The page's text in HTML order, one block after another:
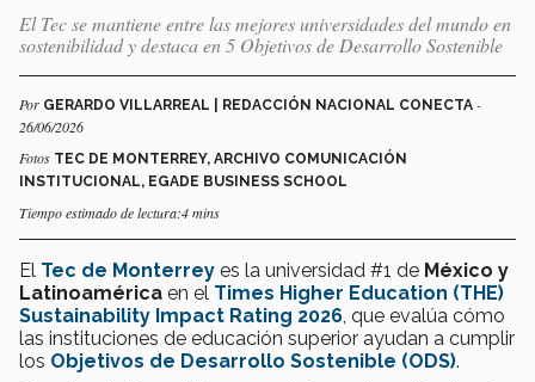
El Tec se mantiene entre las mejores universidades del mundo en
sostenibilidad y destaca en 5 Objetivos de Desarrollo Sostenible
Por GERARDO VILLARREAL | REDACCIÓN NACIONAL CONECTA -
26/06/2026
Fotos TEC DE MONTERREY, ARCHIVO COMUNICACIÓN
INSTITUCIONAL, EGADE BUSINESS SCHOOL
Tiempo estimado de lectura:4 mins
El Tec de Monterrey es la universidad #1 de México y
Latinoamérica en el Times Higher Education (THE)
Sustainability Impact Rating 2026 , que evalúa cómo
las instituciones de educación superior ayudan a cumplir
los Objetivos de Desarrollo Sostenible (ODS).